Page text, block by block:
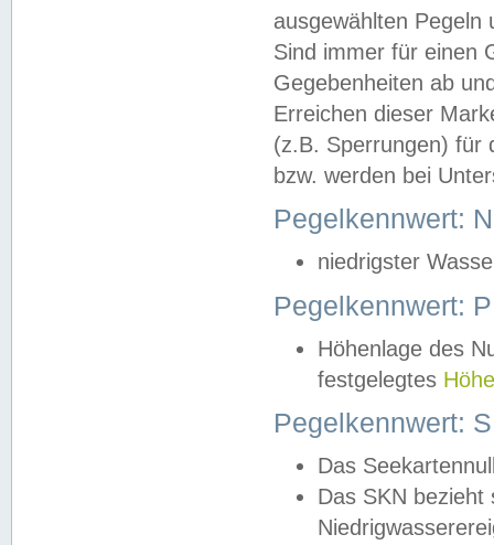
ausgewählten
Sind immer für einen
Gegebenheiten ab
Erreichen dieser
(z.B. Sperrungen) für
bzw. werden bei
Pegelkennwert:
niedrigster
Pegelkennwert:
Höhenlage des
festgelegtes
Pegelkennwert:
Das
Das SKN